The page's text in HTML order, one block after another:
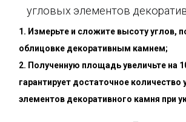
угловых элементов
Измерьте и сложите высоту углов,
облицовке декоративным камнем;
Полученную площадь увеличьте на
гарантирует достаточное количество
элементов декоративного камня при